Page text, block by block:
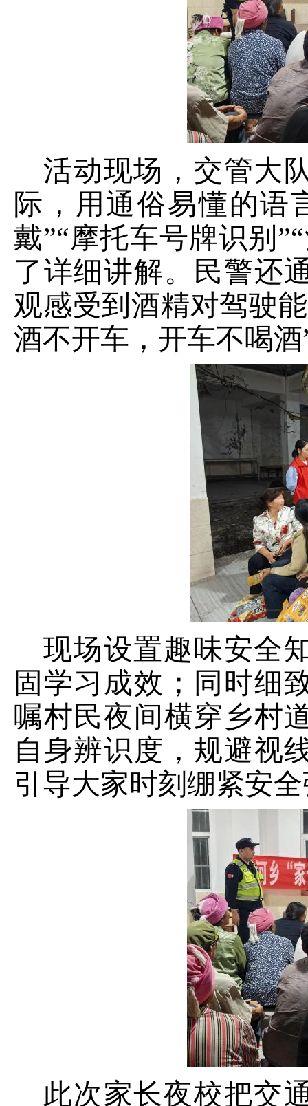
活动现场，交管大
际，用通俗易懂的语
戴”“摩托车号牌识别
了详细讲解。民警还
观感受到酒精对驾驶
酒不开车，开车不喝
现场设置趣味安全
固学习成效；同时细
嘱村民夜间横穿乡村
自身辨识度，规避视
引导大家时刻绷紧安
此次家长夜校把交